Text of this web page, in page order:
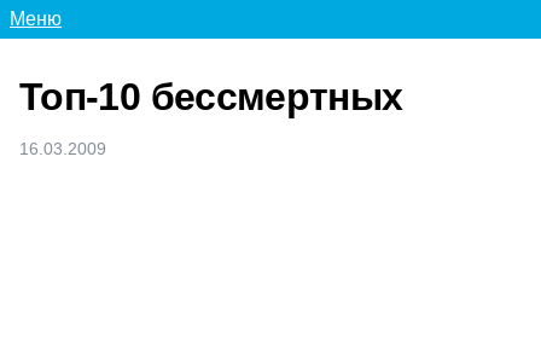
Меню
Топ-10 бессмертных
16.03.2009